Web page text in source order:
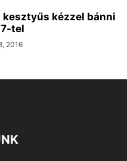
kesztyűs kézzel bánni
tel
2016